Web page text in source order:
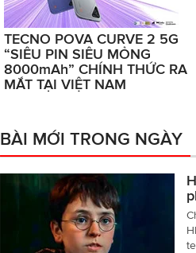
TECNO POVA CURVE 2 5G
“SIÊU PIN SIÊU MỎNG
8000mAh” CHÍNH THỨC RA
MẮT TẠI VIỆT NAM
BÀI MỚI TRONG NGÀY